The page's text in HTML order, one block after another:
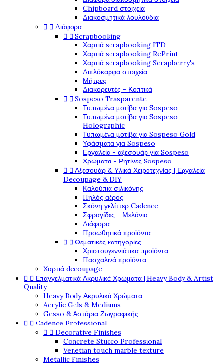
Chipboard στοιχεία
Διακοσμητικά λουλούδια
  Διάφορα
  Scrapbooking
Χαρτιά scrapbooking ITD
Χαρτιά scrapbooking RePrint
Χαρτιά scrapbooking Scrapberry's
Διπλόκαρφα στοιχεία
Μήτρες
Διακορευτές - Κοπτικά
  Sospeso Trasparente
Τυπωμένα μοτίβα για Sospeso
Τυπωμένα μοτίβα για Sospeso
Holographic
Τυπωμένα μοτίβα για Sospeso Gold
Υφάσματα για Sospeso
Εργαλεία - αξεσουάρ για Sospeso
Χρώματα - Ρητίνες Sospeso
  Αξεσουάρ & Υλικά Χειροτεχνίας | Εργαλεία
Decoupage & DIY
Καλούπια σιλικόνης
Πηλός αέρος
Σκόνη γκλίττερ Cadence
Σφραγίδες - Μελάνια
Διάφορα
Προωθητικά προϊόντα
  Θεματικές κατηγορίες
Χριστουγεννιάτικα προϊόντα
Πασχαλινά προϊόντα
Χαρτιά decoupage
  Επαγγελματικά Ακρυλικά Χρώματα | Heavy Body & Artist
Quality
Heavy Body Ακρυλικά Χρώματα
Acrylic Gels & Mediums
Gesso & Αστάρια Ζωγραφικής
  Cadence Professional
  Decorative Finishes
Concrete Stucco Professional
Venetian touch marble texture
Metallic Finishes